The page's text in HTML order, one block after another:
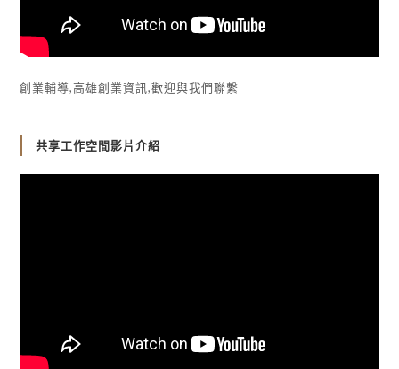
創業輔導,高雄創業資訊,歡迎與我們聯繫
共享工作空間影片介紹